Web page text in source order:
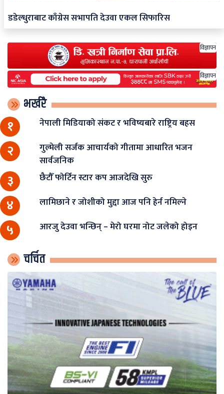
डडेल्धुराबाट काँग्रेस सभापति देउवा एकल सिफारिस
विज्ञापन
विज्ञापन
भर्खरै
१ नेपाली मिडियाको संकट र भविष्यबारे राष्ट्रिय बहस
२
गुल्मेली सर्जक आचार्यको गीतामा आधारित भजन
सार्वजनिक
३ छैटौँ फोर्टिन स्टार कप आजदेखि सुरु
४ लामिछाने र जोशीको मुद्दा आज पनि हेर्न नमिल्ने
५ आरजु देउवा भन्छिन् – मेरो घरमा नोट जलेको होइन
चर्चित